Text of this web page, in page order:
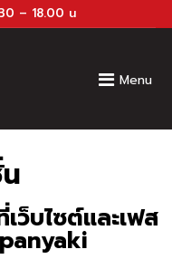
– 18.00 น
Menu
ว็บไซต์และเฟส